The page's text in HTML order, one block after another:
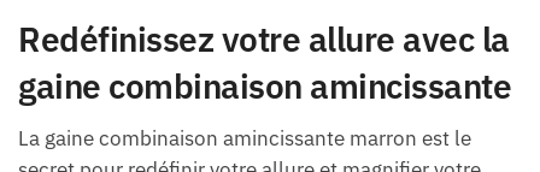
Redéfinissez votre allure avec la
gaine combinaison amincissante
La gaine combinaison amincissante marron est le